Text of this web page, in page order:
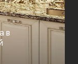
в